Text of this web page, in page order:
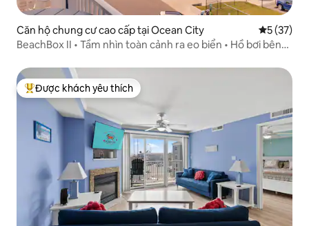
Căn hộ chung cư cao cấp tại Ocean City Xếp hạng
5 (37)
BeachBox II • Tầm nhìn toàn cảnh ra eo biển • Hồ bơi bên
Được khách yêu thích nhất
Được khách yêu thích